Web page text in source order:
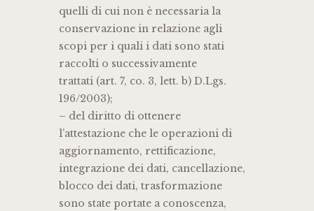
quelli di cui non è necessaria la
conservazione in relazione agli
scopi per i quali i dati sono stati
raccolti o successivamente
trattati (art. 7, co. 3, lett. b) D.Lgs.
196/2003);
– del diritto di ottenere
l’attestazione che le operazioni di
aggiornamento, rettificazione,
integrazione dei dati, cancellazione,
blocco dei dati, trasformazione
sono state portate a conoscenza,